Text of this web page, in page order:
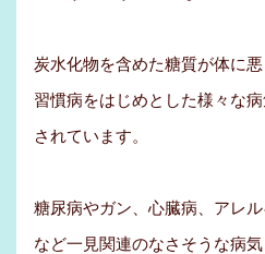
炭水化物を含めた糖質が体に
習慣病をはじめとした様々な
されています。
糖尿病やガン、心臓病、アレ
など一見関連のなさそうな病